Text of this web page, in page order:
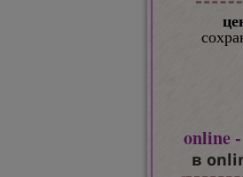
online
в